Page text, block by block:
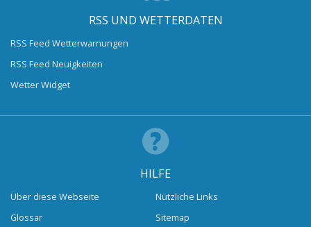
RSS UND WETTERDATEN
RSS Feed Wetterwarnungen
RSS Feed Neuigkeiten
Wetter Widget
HILFE
Über diese Webseite
Glossar
Nützliche Links
Sitemap